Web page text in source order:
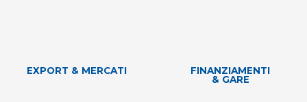
EXPORT & MERCATI
FINANZIAMENTI
& GARE